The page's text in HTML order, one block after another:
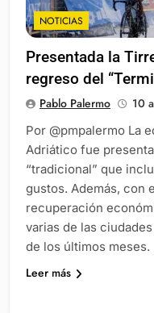
NOTICIAS
Presentada la
regreso del
Pablo Palermo 10
Por @pmpalermo La
Adriático fue
“tradicional” que
gustos. Además, con
recuperación
varias de las
de los últimos meses.
Leer más